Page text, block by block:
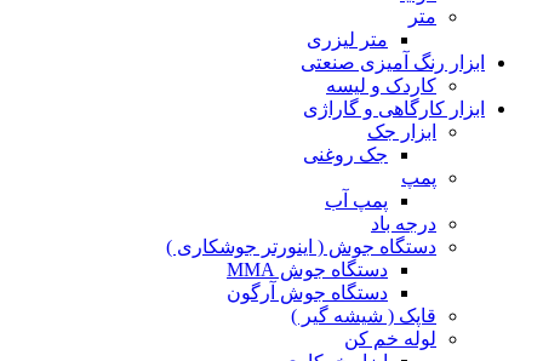
متر
متر لیزری
ابزار رنگ آمیزی صنعتی
کاردک و لیسه
ابزار کارگاهی و گاراژی
ابزار جک
جک روغنی
پمپ
پمپ آب
درجه باد
دستگاه جوش ( اینورتر جوشکاری )
دستگاه جوش MMA
دستگاه جوش آرگون
قاپک ( شیشه گیر )
لوله خم کن